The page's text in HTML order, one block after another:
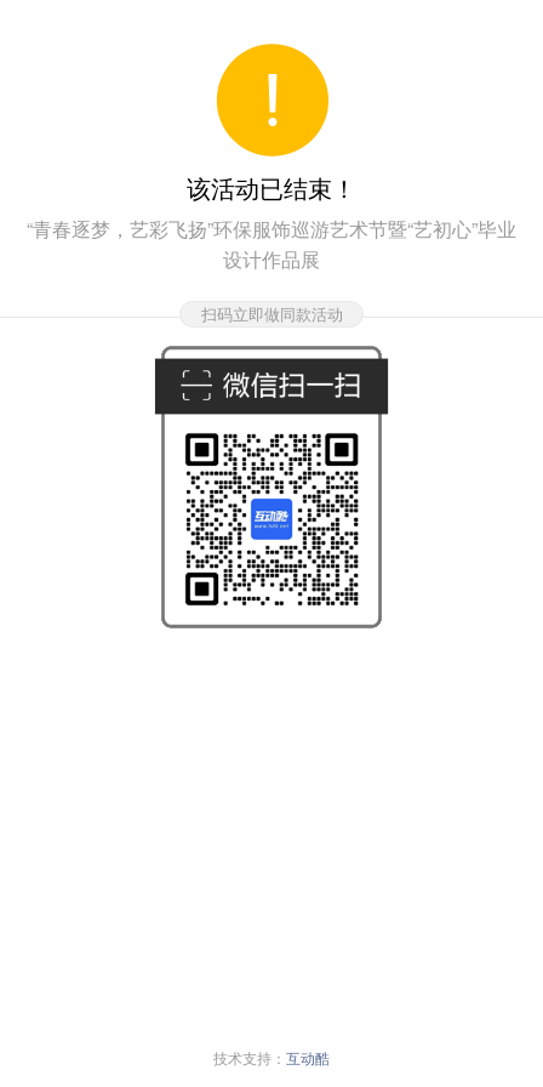
该活动已结束！
“青春逐梦，艺彩飞扬”环保服饰巡游艺术节暨“艺初心”毕业
设计作品展
扫码立即做同款活动
技术支持： 互动酷